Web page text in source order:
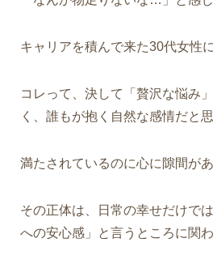
キャリアを積んで来た30代女性
コレって、決して「贅沢な悩み
く、誰もが抱く自然な感情だと思
満たされているのに心に隙間があ
その正体は、日常の幸せだけで
への安心感」と言うところに関わ